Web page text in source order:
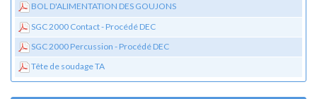
BOL D'ALIMENTATION DES GOUJONS
SGC 2000 Contact - Procédé DEC
SGC 2000 Percussion - Procédé DEC
Tête de soudage TA